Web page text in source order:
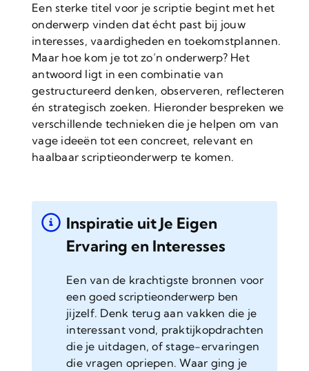
Een sterke titel voor je scriptie begint met het
onderwerp vinden dat écht past bij jouw
interesses, vaardigheden en toekomstplannen.
Maar hoe kom je tot zo’n onderwerp? Het
antwoord ligt in een combinatie van
gestructureerd denken, observeren, reflecteren
én strategisch zoeken. Hieronder bespreken we
verschillende technieken die je helpen om van
vage ideeën tot een concreet, relevant en
haalbaar scriptieonderwerp te komen.
Inspiratie uit Je Eigen
Ervaring en Interesses
Een van de krachtigste bronnen voor
een goed scriptieonderwerp ben
jijzelf. Denk terug aan vakken die je
interessant vond, praktijkopdrachten
die je uitdagen, of stage-ervaringen
die vragen opriepen. Waar ging je